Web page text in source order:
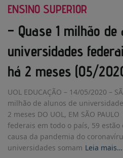
ENSINO SUPERIOR
– Quase 1 milhão de
universidades
há 2 meses (05/
UOL EDUCAÇÃO – 14/05/2020 –
milhão de alunos de
2 meses DO UOL, EM SÃO
federais em todo o país, 59
causa da pandemia do
universidades somam Leia mais…